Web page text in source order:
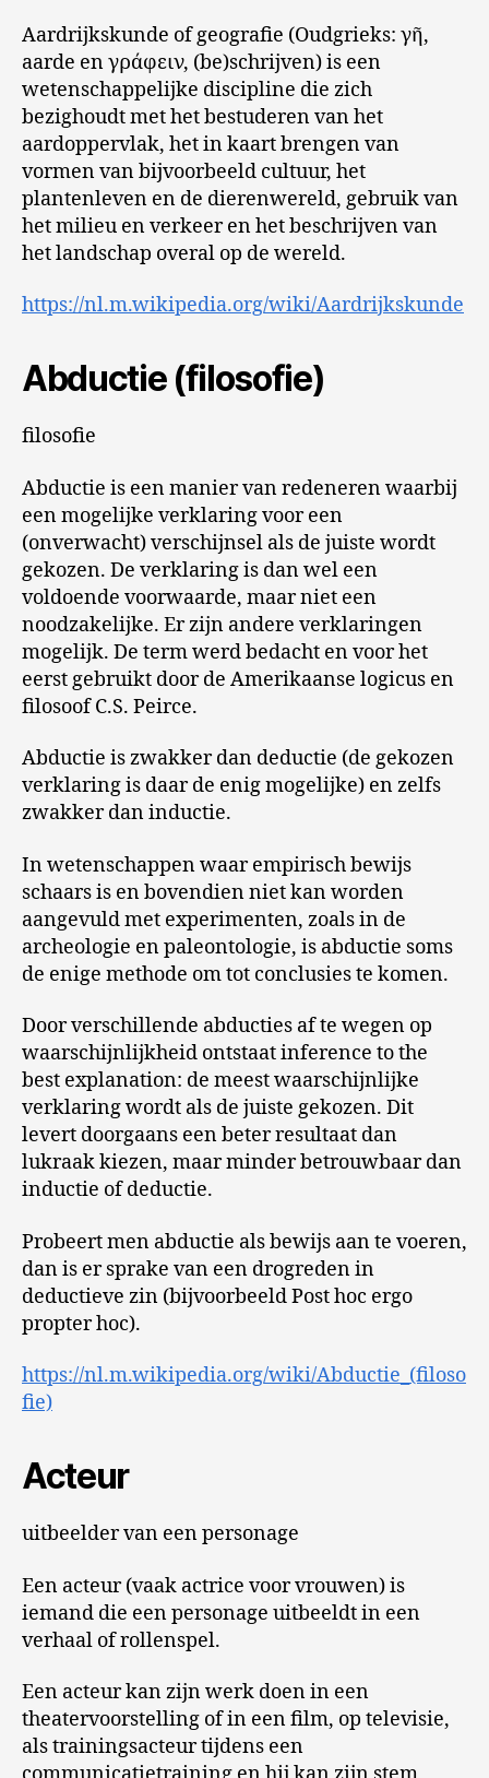
Aardrijkskunde of geografie (Oudgrieks: γῆ,
aarde en γράφειν, (be)schrijven) is een
wetenschappelijke discipline die zich
bezighoudt met het bestuderen van het
aardoppervlak, het in kaart brengen van
vormen van bijvoorbeeld cultuur, het
plantenleven en de dierenwereld, gebruik van
het milieu en verkeer en het beschrijven van
het landschap overal op de wereld.
https://nl.m.wikipedia.org/wiki/Aardrijkskunde
Abductie (filosofie)
filosofie
Abductie is een manier van redeneren waarbij
een mogelijke verklaring voor een
(onverwacht) verschijnsel als de juiste wordt
gekozen. De verklaring is dan wel een
voldoende voorwaarde, maar niet een
noodzakelijke. Er zijn andere verklaringen
mogelijk. De term werd bedacht en voor het
eerst gebruikt door de Amerikaanse logicus en
filosoof C.S. Peirce.
Abductie is zwakker dan deductie (de gekozen
verklaring is daar de enig mogelijke) en zelfs
zwakker dan inductie.
In wetenschappen waar empirisch bewijs
schaars is en bovendien niet kan worden
aangevuld met experimenten, zoals in de
archeologie en paleontologie, is abductie soms
de enige methode om tot conclusies te komen.
Door verschillende abducties af te wegen op
waarschijnlijkheid ontstaat inference to the
best explanation: de meest waarschijnlijke
verklaring wordt als de juiste gekozen. Dit
levert doorgaans een beter resultaat dan
lukraak kiezen, maar minder betrouwbaar dan
inductie of deductie.
Probeert men abductie als bewijs aan te voeren,
dan is er sprake van een drogreden in
deductieve zin (bijvoorbeeld Post hoc ergo
propter hoc).
https://nl.m.wikipedia.org/wiki/Abductie_(filoso
fie)
Acteur
uitbeelder van een personage
Een acteur (vaak actrice voor vrouwen) is
iemand die een personage uitbeeldt in een
verhaal of rollenspel.
Een acteur kan zijn werk doen in een
theatervoorstelling of in een film, op televisie,
als trainingsacteur tijdens een